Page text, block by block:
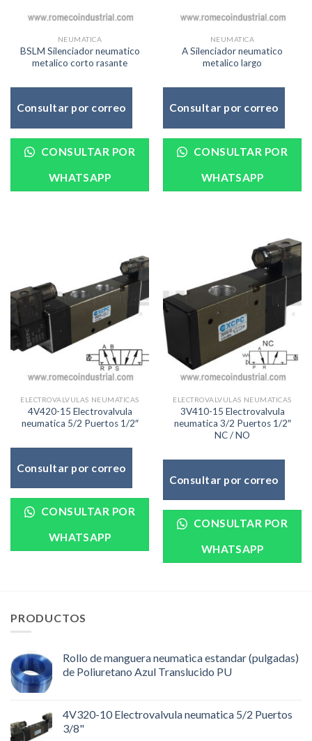
NEUMATICA
BSLM Silenciador neumatico
metalico corto rasante
Consultar por correo
CONSULTAR POR
WHATSAPP
NEUMATICA
A Silenciador neumatico
metalico largo
Consultar por correo
CONSULTAR POR
WHATSAPP
ELECTROVALVULAS NEUMATICAS
4V420-15 Electrovalvula
neumatica 5/2 Puertos 1/2″
Consultar por correo
CONSULTAR POR
WHATSAPP
ELECTROVALVULAS NEUMATICAS
3V410-15 Electrovalvula
neumatica 3/2 Puertos 1/2″
NC / NO
Consultar por correo
CONSULTAR POR
WHATSAPP
PRODUCTOS
Rollo de manguera neumatica estandar (pulgadas)
de Poliuretano Azul Translucido PU
4V320-10 Electrovalvula neumatica 5/2 Puertos
3/8"